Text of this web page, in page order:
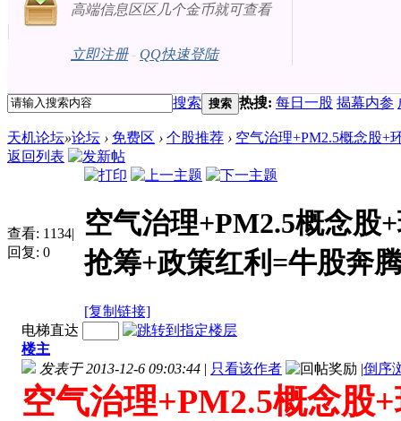
高端信息区区几个金币就可查看
立即注册- QQ快速登陆
搜索 搜索 热搜: 每日一股 揭幕内参
天机论坛»论坛 › 免费区 › 个股推荐 › 空气治理+PM2.5概念股+
返回列表
查看: 1134|
回复: 0
空气治理+PM2.5概念股
抢筹+政策红利=牛股奔
[复制链接]
电梯直达
楼主
发表于 2013-12-6 09:03:44 | 只看该作者 |倒序
空气治理+PM2.5概念股